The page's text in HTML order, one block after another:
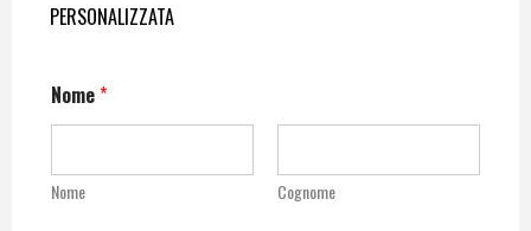
PERSONALIZZATA
Nome*
Nome Cognome